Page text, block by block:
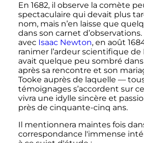
En 1682, il observe la comète
spectaculaire qui devait plus
nom, mais n’en laisse que
dans son carnet
avec Isaac Newton, en août
ranimer l’ardeur scientifique de
avait quelque peu sombré
après sa rencontre et son
Tooke auprès de laquelle —
témoignages s’accordent sur
vivra une idylle sincère et
près de cinquante-cinq ans.
Il mentionnera maintes fois
correspondance l'immense